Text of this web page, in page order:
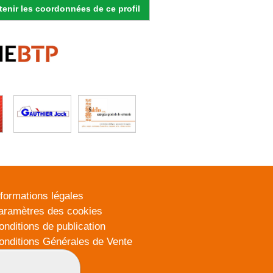
les coordonnées de ce profil
légales
des cookies
de publication
Générales de Vente